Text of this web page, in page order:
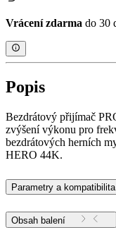
Vrácení zdarma do 30
Popis
Bezdrátový přijímač
zvýšení výkonu pro
bezdrátových herních
HERO 44K.
Parametry a kompatibilita
Obsah balení